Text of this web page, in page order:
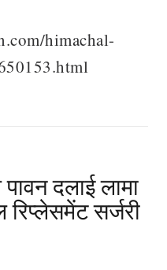
himachal-
दलाई लामा
सर्जरी